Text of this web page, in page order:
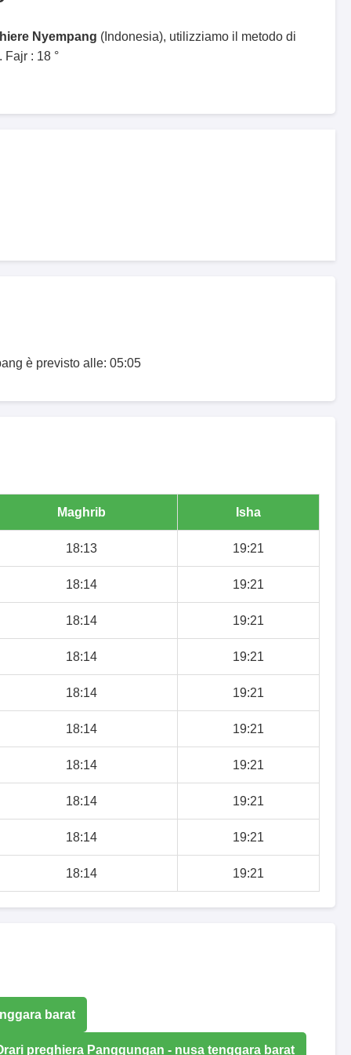
Nyempang (Indonesia), utilizziamo il metodo di
: 18 °
è previsto alle: 05:05
Maghrib Isha
18:13 19:21
18:14 19:21
18:14 19:21
18:14 19:21
18:14 19:21
18:14 19:21
18:14 19:21
18:14 19:21
18:14 19:21
18:14 19:21
barat
preghiera Panggungan - nusa tenggara barat